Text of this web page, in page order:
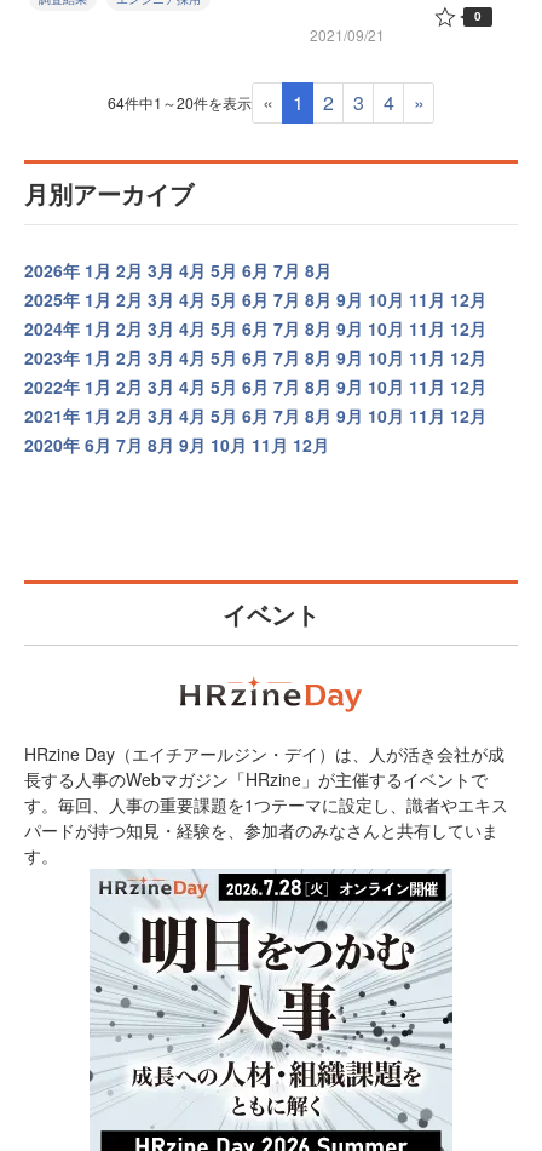
2021/09/21
0
64件中1～20件を表示 « 1 2 3 4 »
月別アーカイブ
2026年 1月 2月 3月 4月 5月 6月 7月 8月
2025年 1月 2月 3月 4月 5月 6月 7月 8月 9月 10月 11月 12月
2024年 1月 2月 3月 4月 5月 6月 7月 8月 9月 10月 11月 12月
2023年 1月 2月 3月 4月 5月 6月 7月 8月 9月 10月 11月 12月
2022年 1月 2月 3月 4月 5月 6月 7月 8月 9月 10月 11月 12月
2021年 1月 2月 3月 4月 5月 6月 7月 8月 9月 10月 11月 12月
2020年 6月 7月 8月 9月 10月 11月 12月
イベント
HRzine Day（エイチアールジン・デイ）は、人が活き会社が成
長する人事のWebマガジン「HRzine」が主催するイベントで
す。毎回、人事の重要課題を1つテーマに設定し、識者やエキス
パードが持つ知見・経験を、参加者のみなさんと共有していま
す。